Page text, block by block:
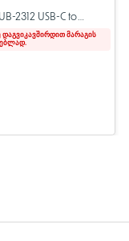
2312 USB-C to
Adapter
დაგვიკავშირდით მარაგის